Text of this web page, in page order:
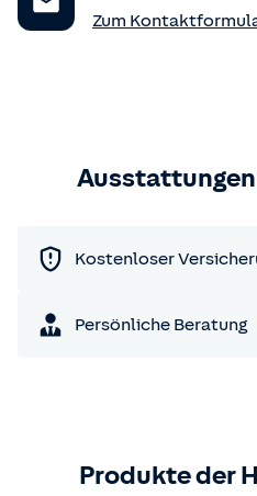
Zum
Kostenloser
Persönliche Beratung
Produkte der